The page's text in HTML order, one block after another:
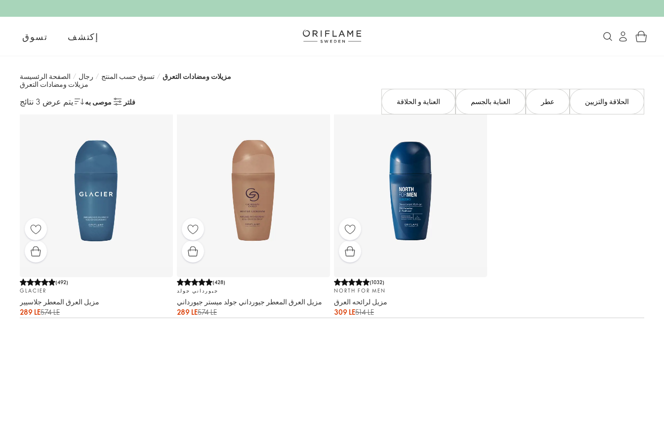
تسوق إكتشف
الصفحة الرئسيسة / رجال / تسوق حسب المنتج / مزيلات ومضادات التعرق
مزيلات ومضادات التعرق
يتم عرض 3 نتائج موصى به فلتر العناية و الحلاقة العناية بالجسم عطر الحلاقة والتزيين
(492)
GLACIER
مزيل العرق المعطر جلاسيير
289 LE574 LE
(428)
جيورداني جولد
مزيل العرق المعطر جيورداني جولد ميستر جيورداني
289 LE574 LE
(1032)
NORTH FOR MEN
مزيل لرائحه العرق
309 LE514 LE